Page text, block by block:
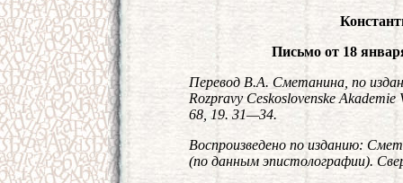
Письмо от 18
Перевод В.А. Сметанина, по
Rozpravy Ceskoslovenske
68, 19. 31—34.
Воспроизведено по изданию:
(по данным эпистолографии).